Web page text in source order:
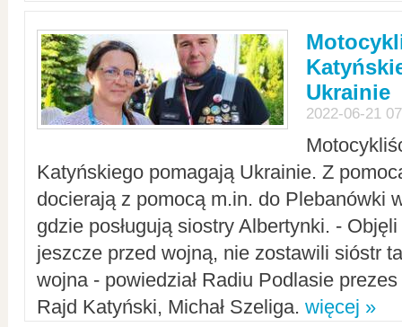
Ukrainie
2022-06-21
Katyńskiego pomagają Ukrainie. Z
docierają z pomocą m.in. do Plebanówki
gdzie posługują siostry Albertynki. -
jeszcze przed wojną, nie zostawili sióstr
wojna - powiedział Radiu Podlasie
Rajd Katyński, Michał Szeliga. więcej »